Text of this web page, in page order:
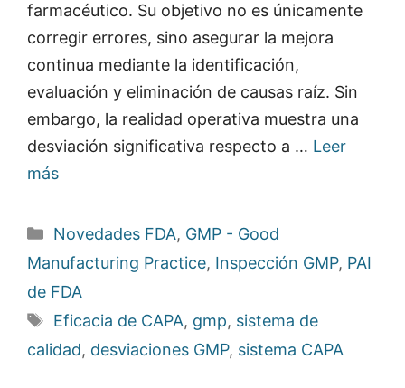
farmacéutico. Su objetivo no es únicamente
corregir errores, sino asegurar la mejora
continua mediante la identificación,
evaluación y eliminación de causas raíz. Sin
embargo, la realidad operativa muestra una
desviación significativa respecto a … Leer
más
Categorías
Novedades FDA, GMP - Good
Manufacturing Practice, Inspección GMP, PAI
de FDA
Etiquetas
Eficacia de CAPA, gmp, sistema de
calidad, desviaciones GMP, sistema CAPA